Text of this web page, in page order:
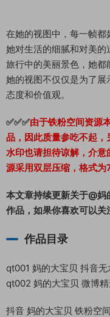
在她的视图中，每一帧
她对生活的细腻和对美
旅行中的美丽景色，她都
她的视图不仅仅是为了
态度和价值观。
✅✅✅由于铁粉空间资源
品，因此质量参吃不起
水印也请担待谅解，介意
源采用双层压缩，格式为
本文章持续更新关于@
作品，如果你喜欢可以关
作品目录
qt001 妈的大宝贝 抖音
qt002 妈的大宝贝 微博
抖音 妈的大宝贝 铁粉空